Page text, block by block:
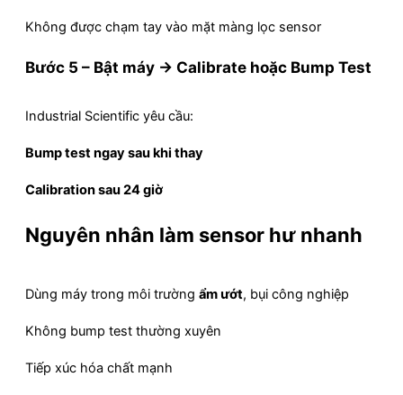
Không được chạm tay vào mặt màng lọc sensor
Bước 5 – Bật máy → Calibrate hoặc Bump Test
Industrial Scientific yêu cầu:
Bump test ngay sau khi thay
Calibration sau 24 giờ
Nguyên nhân làm sensor hư nhanh
Dùng máy trong môi trường ẩm ướt, bụi công nghiệp
Không bump test thường xuyên
Tiếp xúc hóa chất mạnh